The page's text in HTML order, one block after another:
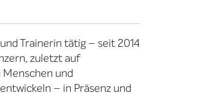
Trainerin tätig – seit 2014
zuletzt auf
und
– in Präsenz und